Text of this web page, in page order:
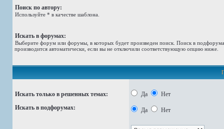
Поиск по автору:
Используйте * в качестве шаблона.
Искать в форумах:
Выберите форум или форумы, в которых будет произведен поиск. Поиск в
производится автоматически, если вы не отключили соответствующую опцию ниже.
Искать только в решенных темах:
Искать в подфорумах:
Да Нет
Да Нет